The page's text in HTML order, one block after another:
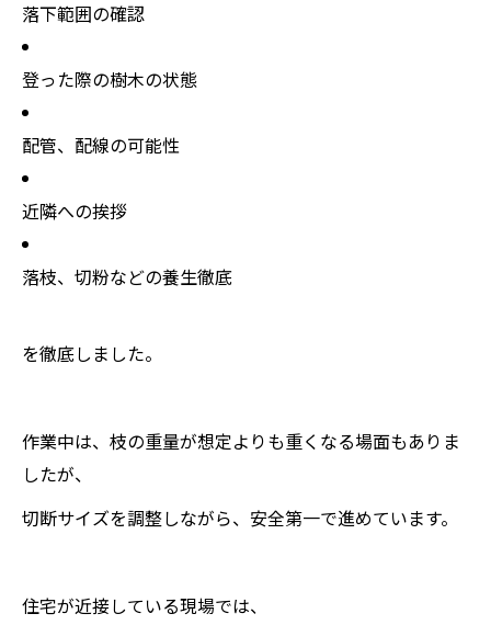
落下範囲の確認
登った際の樹木の状態
配管、配線の可能性
近隣への挨拶
落枝、切粉などの養生徹底
を徹底しました。
作業中は、枝の重量が想定よりも重くなる場面もありま
したが、
切断サイズを調整しながら、安全第一で進めています。
住宅が近接している現場では、